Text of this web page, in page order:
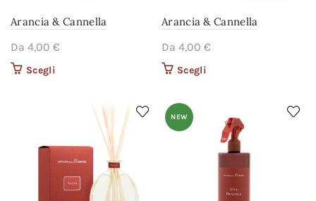
Arancia & Cannella
Da 4,00 €
Scegli
nella pagina del
Arancia & Cannella
Da 4,00 €
Scegli
nella pagina del
prodotto
NEW